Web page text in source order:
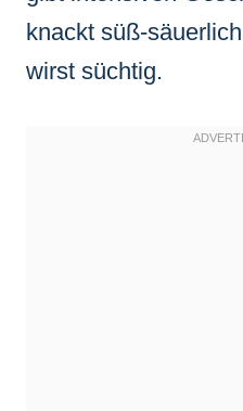
knackt süß-
wirst süchtig.